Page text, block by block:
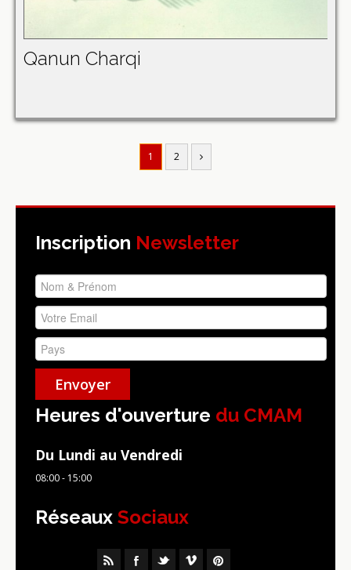
Qanun Charqi
1 2
Inscription Newsletter
Heures d'ouverture du CMAM
Du Lundi au Vendredi
08:00 - 15:00
Réseaux Sociaux